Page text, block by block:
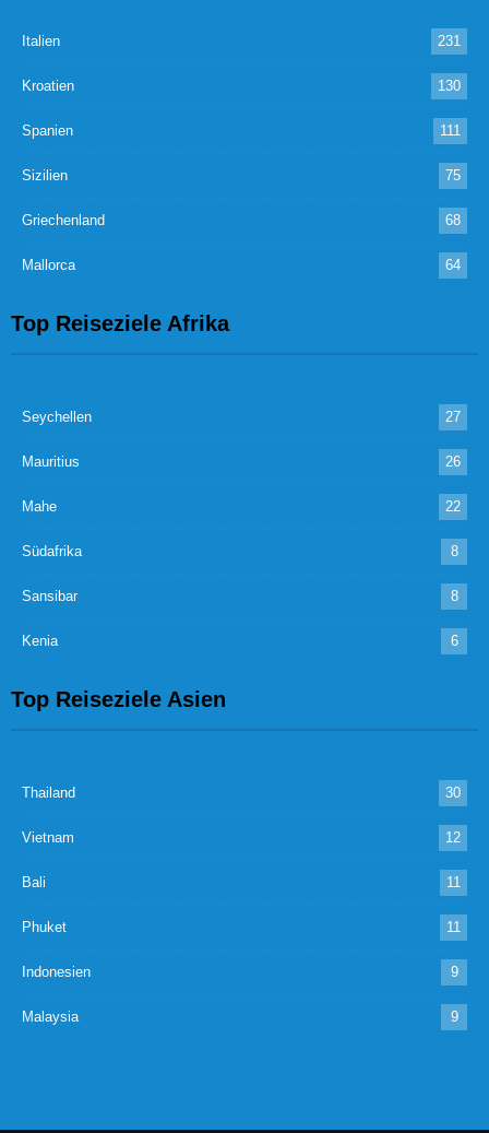
Italien 231
Kroatien 130
Spanien 111
Sizilien 75
Griechenland 68
Mallorca 64
Top Reiseziele Afrika
Seychellen 27
Mauritius 26
Mahe 22
Südafrika 8
Sansibar 8
Kenia 6
Top Reiseziele Asien
Thailand 30
Vietnam 12
Bali 11
Phuket 11
Indonesien 9
Malaysia 9